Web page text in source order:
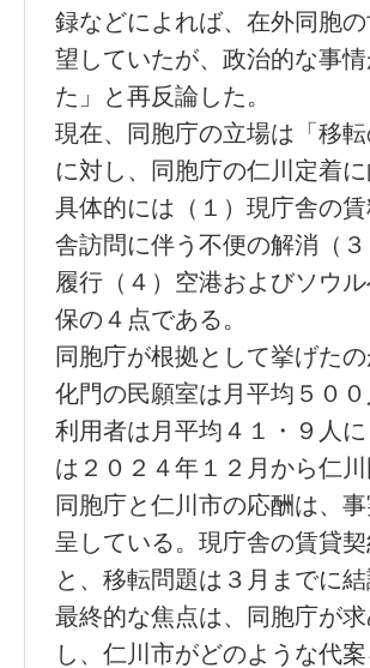
録などによれば、在外同胞
望していたが、政治的な事
た」と再反論した。
現在、同胞庁の立場は「移
に対し、同胞庁の仁川定着
具体的には（１）現庁舎の
舎訪問に伴う不便の解消（
履行（４）空港およびソウ
保の４点である。
同胞庁が根拠として挙げた
化門の民願室は月平均５０
利用者は月平均４１・９人
は２０２４年１２月から仁
同胞庁と仁川市の応酬は、
呈している。現庁舎の賃貸
と、移転問題は３月までに
最終的な焦点は、同胞庁が
し、仁川市がどのような代